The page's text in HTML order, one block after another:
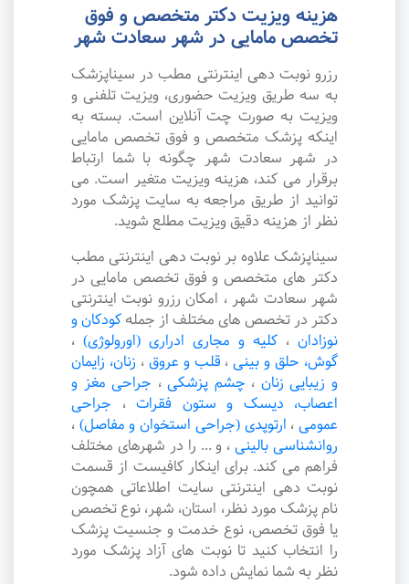
هزینه ویزیت دکتر متخصص و فوق
تخصص مامایی در شهر سعادت شهر
رزرو نوبت دهی اینترنتی مطب در سیناپزشک
به سه طریق ویزیت حضوری، ویزیت تلفنی و
ویزیت به صورت چت آنلاین است. بسته به
اینکه پزشک متخصص و فوق تخصص مامایی
در شهر سعادت شهر چگونه با شما ارتباط
برقرار می کند، هزینه ویزیت متغیر است. می
توانید از طریق مراجعه به سایت پزشک مورد
نظر از هزینه دقیق ویزیت مطلع شوید.
سیناپزشک علاوه بر نوبت دهی اینترنتی مطب
دکتر های متخصص و فوق تخصص مامایی در
شهر سعادت شهر ، امکان رزرو نوبت اینترنتی
دکتر در تخصص های مختلف از جملهکودکان و
نوزادان ، کلیه و مجاری ادراری (اورولوژی) ،
گوش، حلق و بینی ، قلب و عروق ، زنان، زایمان
و زیبایی زنان ، چشم پزشکی ، جراحی مغز و
اعصاب، دیسک و ستون فقرات ، جراحی
عمومی ، ارتوپدی (جراحی استخوان و مفاصل) ،
روانشناسی بالینی ، و ... را در شهرهای مختلف
فراهم می کند. برای اینکار کافیست از قسمت
نوبت دهی اینترنتی سایت اطلاعاتی همچون
نام پزشک مورد نظر، استان، شهر، نوع تخصص
یا فوق تخصص، نوع خدمت و جنسیت پزشک
را انتخاب کنید تا نوبت های آزاد پزشک مورد
نظر به شما نمایش داده شود.